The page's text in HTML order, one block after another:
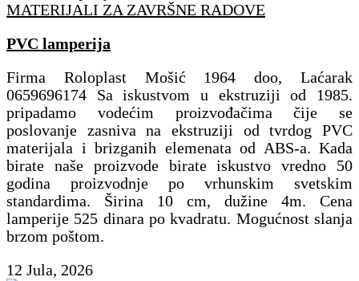
MATERIJALI ZA ZAVRŠNE RADOVE
PVC lamperija
Firma Roloplast Mošić 1964 doo, Laćarak
0659696174 Sa iskustvom u ekstruziji od 1985.
pripadamo vodećim proizvođačima čije se
poslovanje zasniva na ekstruziji od tvrdog PVC
materijala i brizganih elemenata od ABS-a. Kada
birate naše proizvode birate iskustvo vredno 50
godina proizvodnje po vrhunskim svetskim
standardima. Širina 10 cm, dužine 4m. Cena
lamperije 525 dinara po kvadratu. Mogućnost slanja
brzom poštom.
12 Jula, 2026